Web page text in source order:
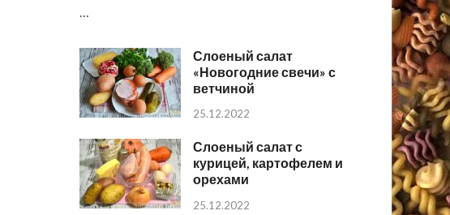
Слоеный салат
«Новогодние свечи» с
ветчиной
25.12.2022
Слоеный салат с
курицей, картофелем и
орехами
25.12.2022